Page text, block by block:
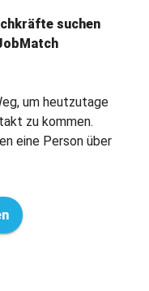
suchen
um heutzutage
zu kommen.
eine Person über